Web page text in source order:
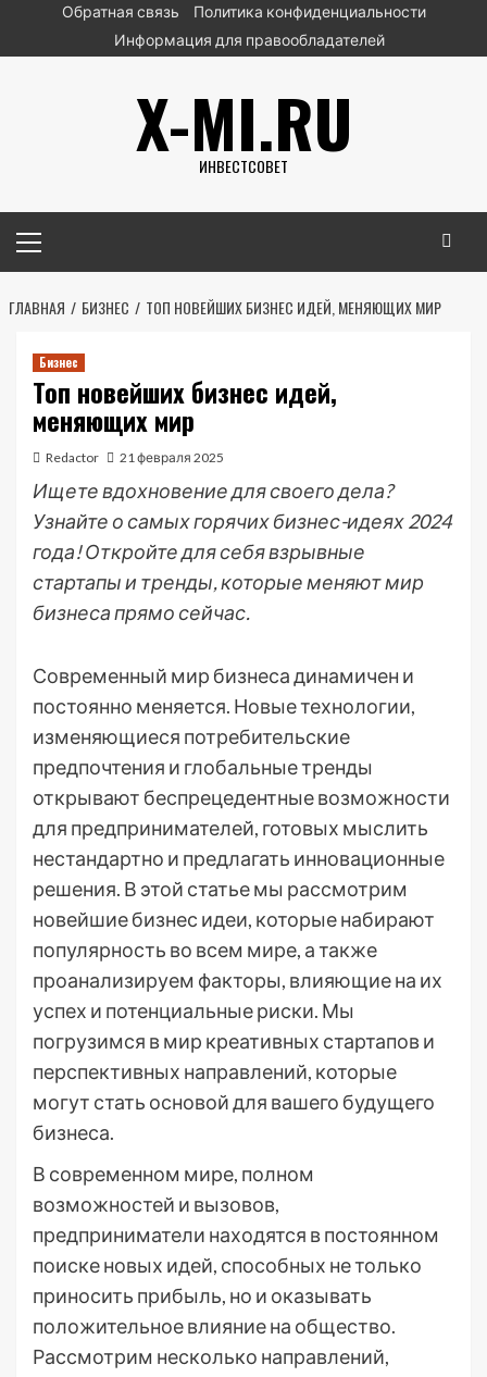
ПерейтиОбратная связь
Политика конфиденциальности
Информация для правообладателей
X-MI.RU
ИНВЕСТСОВЕТ
меню
ГЛАВНАЯ БИЗНЕС ТОП НОВЕЙШИХ БИЗНЕС ИДЕЙ, МЕНЯЮЩИХ МИР
Бизнес
Топ новейших бизнес идей,
меняющих мир
Redactor 21 февраля 2025
Ищете вдохновение для своего дела?
Узнайте о самых горячих бизнес-идеях 2024
года! Откройте для себя взрывные
стартапы и тренды, которые меняют мир
бизнеса прямо сейчас.
Современный мир бизнеса динамичен и
постоянно меняется. Новые технологии,
изменяющиеся потребительские
предпочтения и глобальные тренды
открывают беспрецедентные возможности
для предпринимателей, готовых мыслить
нестандартно и предлагать инновационные
решения. В этой статье мы рассмотрим
новейшие бизнес идеи, которые набирают
популярность во всем мире, а также
проанализируем факторы, влияющие на их
успех и потенциальные риски. Мы
погрузимся в мир креативных стартапов и
перспективных направлений, которые
могут стать основой для вашего будущего
бизнеса.
В современном мире, полном
возможностей и вызовов,
предприниматели находятся в постоянном
поиске новых идей, способных не только
приносить прибыль, но и оказывать
положительное влияние на общество.
Рассмотрим несколько направлений,